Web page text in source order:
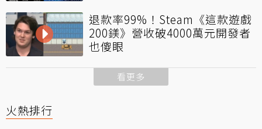
退款率99%！Steam《這款遊戲
200鎂》營收破4000萬元開發者
也傻眼
看更多
火熱排行